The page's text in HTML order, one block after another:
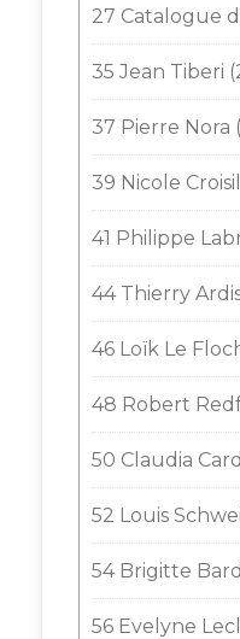
27 Catalogue
35 Jean Tiberi
37 Pierre Nora
39 Nicole
41 Philippe
44 Thierry
46 Loïk Le
48 Robert
50 Claudia
52 Louis
54 Brigitte
56 Evelyne